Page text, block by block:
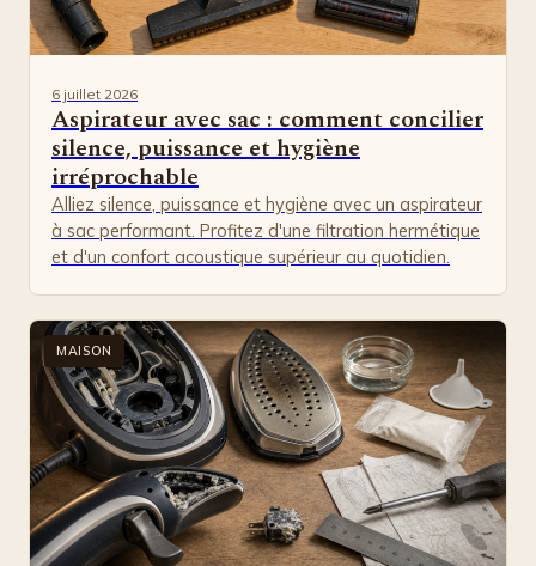
Aspirateur avec sac : comment concilier
silence, puissance et hygiène
irréprochable
6 juillet 2026
Alliez silence, puissance et hygiène avec un aspirateur
à sac performant. Profitez d'une filtration hermétique
et d'un confort acoustique supérieur au quotidien.
MAISON